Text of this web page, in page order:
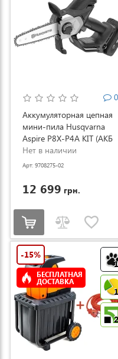
0
Аккумуляторная цепная
мини-пила Husqvarna
Aspire P8X-P4A KIT (АКБ
и ЗУ) (9708275-02)
Нет в наличии
Арт: 9708275-02
12 699 грн.
-15%
БЕСПЛАТНАЯ
ДОСТАВКА